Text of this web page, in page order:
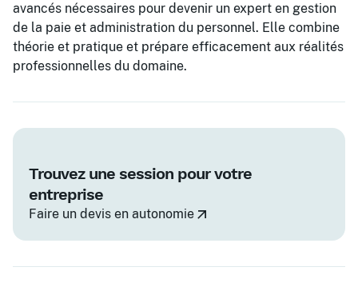
avancés nécessaires pour devenir un expert en gestion
de la paie et administration du personnel. Elle combine
théorie et pratique et prépare efficacement aux réalités
professionnelles du domaine.
Trouvez une session pour votre
entreprise
Faire un devis en autonomie